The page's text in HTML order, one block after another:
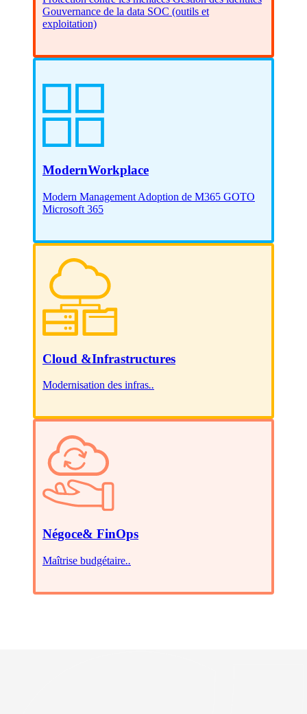
Gouvernance de la data SOC (outils et
exploitation)
ModernWorkplace
Modern Management Adoption de M365 GOTO
Microsoft 365
Cloud &Infrastructures
Modernisation des infras..
Négoce& FinOps
Maîtrise budgétaire..